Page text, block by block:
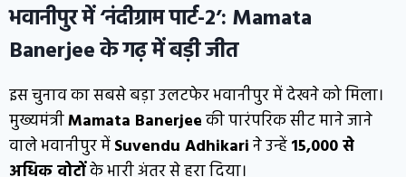
भवानीपुर में ‘नंदीग्राम पार्ट-2’: Mamata
Banerjee के गढ़ में बड़ी जीत
इस चुनाव का सबसे बड़ा उलटफेर भवानीपुर में देखने को मिला।
मुख्यमंत्रीMamata Banerjeeकी पारंपरिक सीट माने जाने
वाले भवानीपुर मेंSuvendu Adhikariने उन्हें15,000 से